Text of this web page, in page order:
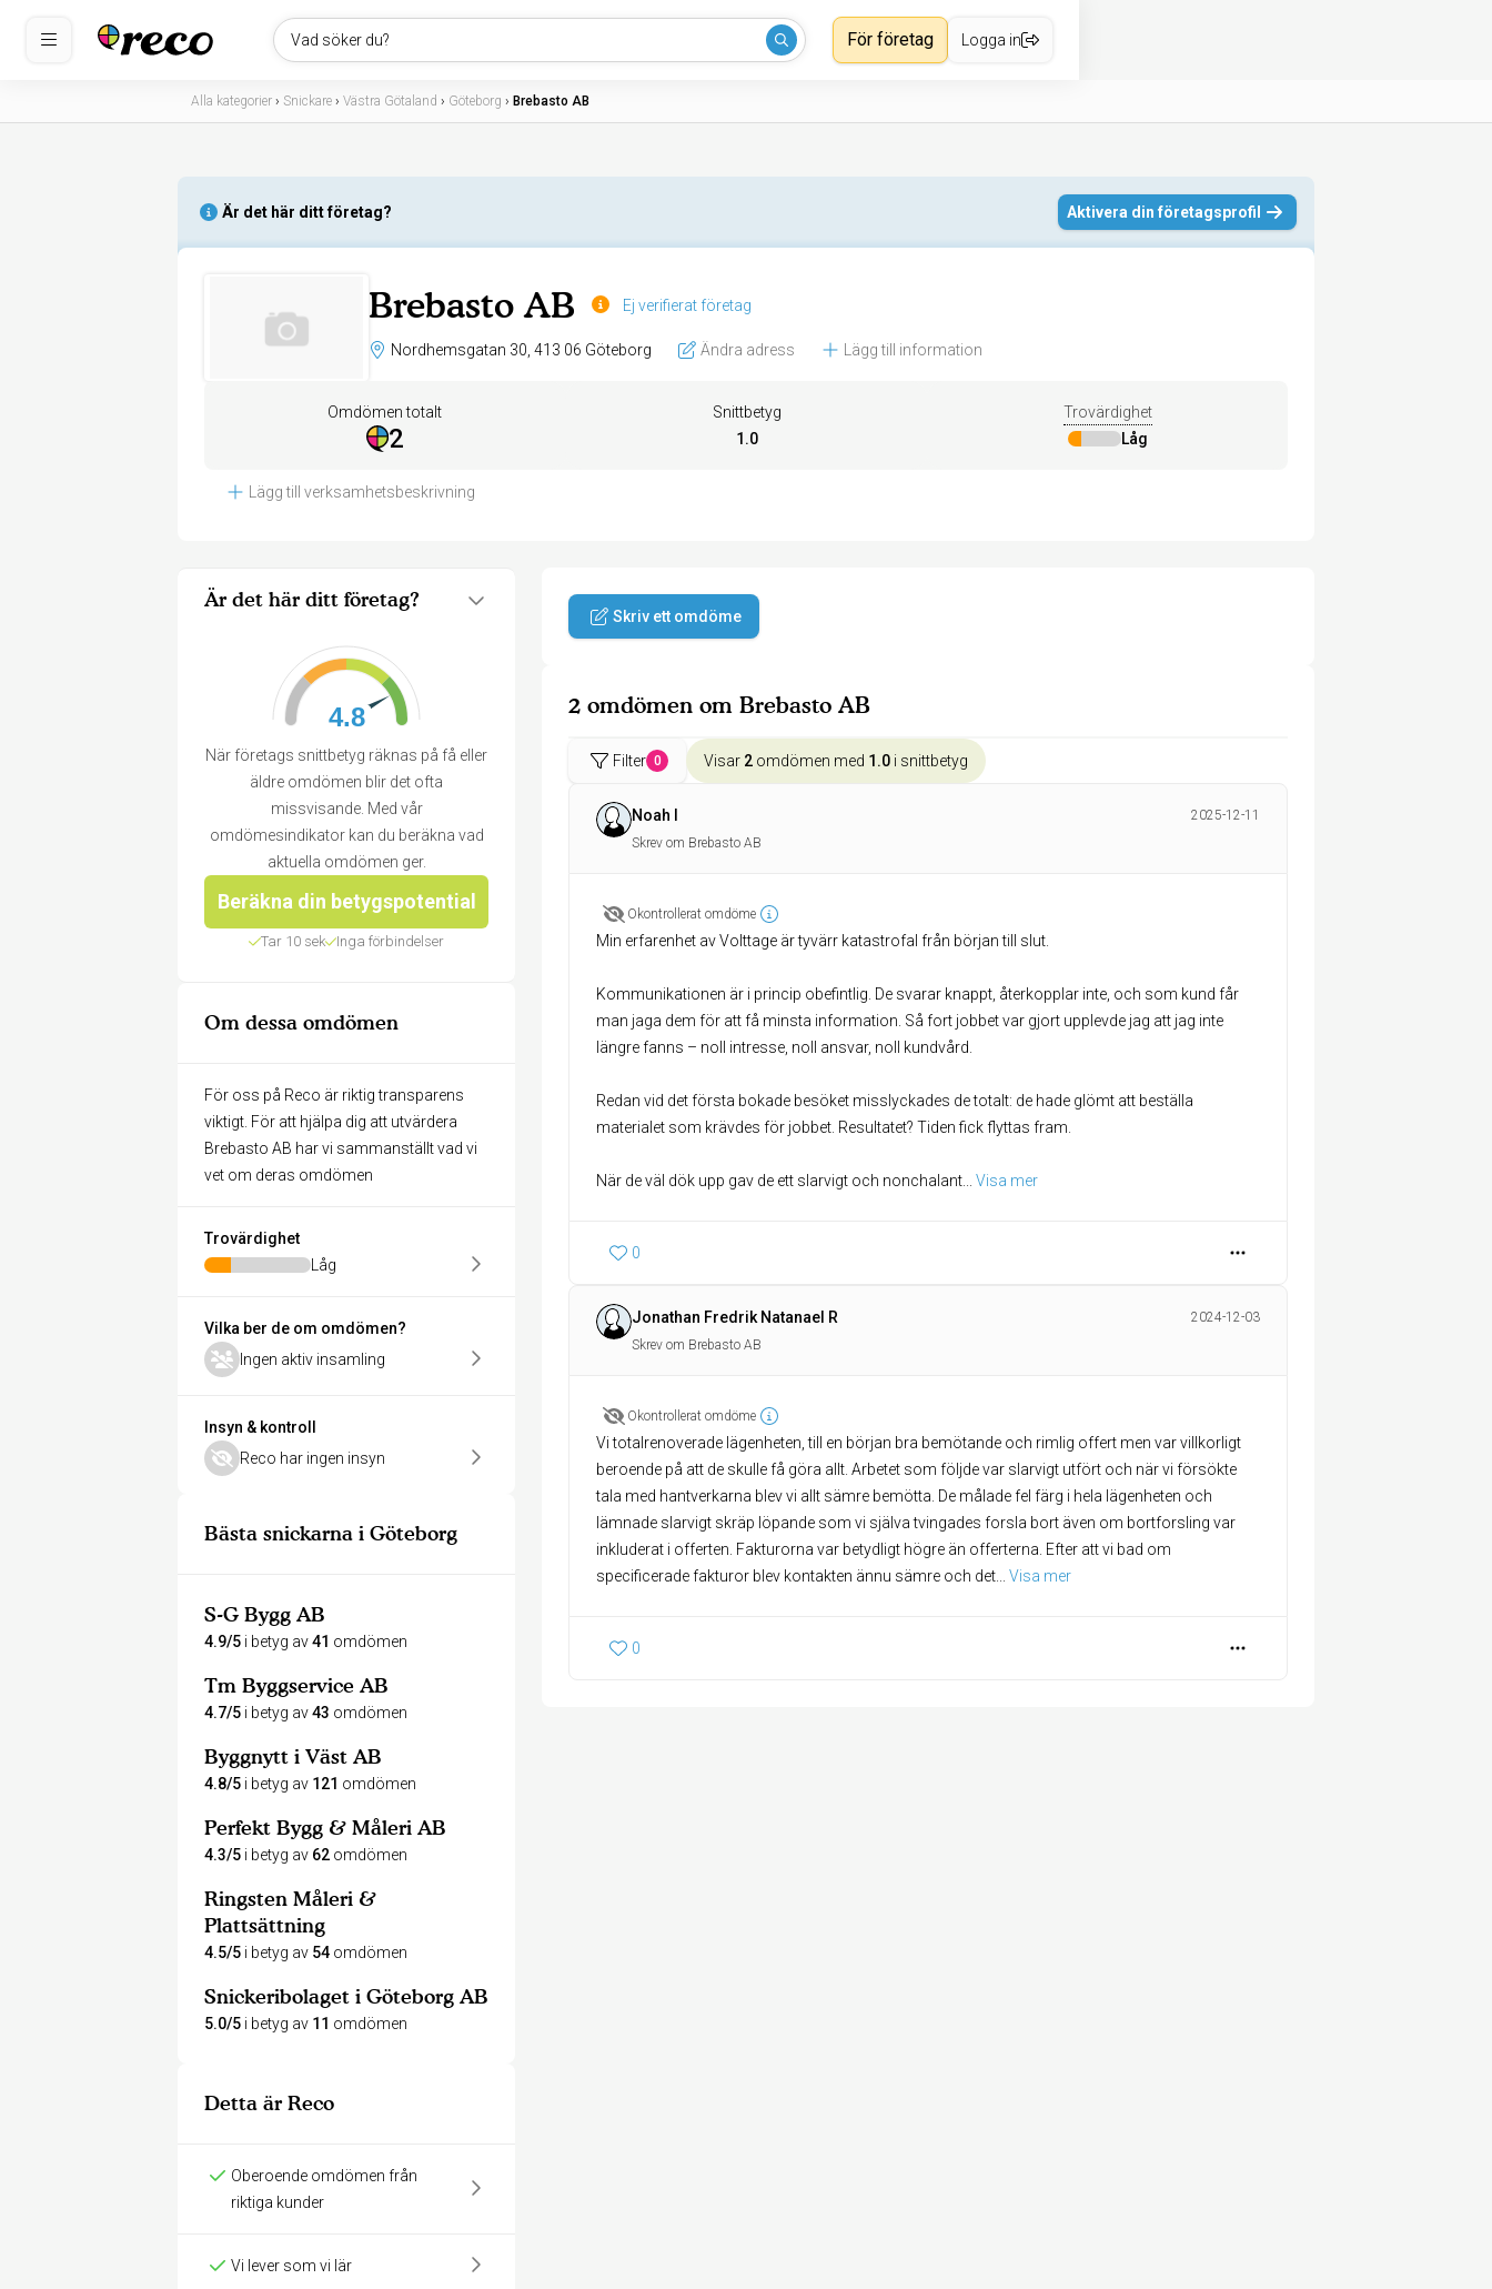
Vad söker du? För företag Logga in
Alla kategorier › Snickare › Västra Götaland › Göteborg › Brebasto AB
Är det här ditt företag? Aktivera din företagsprofil
Brebasto AB Ej verifierat företag
Nordhemsgatan 30, 413 06 Göteborg Ändra adress Lägg till information
Omdömen totalt
2
Snittbetyg
1.0
Trovärdighet
Låg
Lägg till verksamhetsbeskrivning
Är det här ditt företag?
4.8
När företags snittbetyg räknas på få eller
äldre omdömen blir det ofta
missvisande. Med vår
omdömesindikator kan du beräkna vad
aktuella omdömen ger.
Beräkna din betygspotential
Tar 10 sek Inga förbindelser
Om dessa omdömen
För oss på Reco är riktig transparens
viktigt. För att hjälpa dig att utvärdera
Brebasto AB har vi sammanställt vad vi
vet om deras omdömen
Trovärdighet
Låg
Vilka ber de om omdömen?
Ingen aktiv insamling
Insyn & kontroll
Reco har ingen insyn
Bästa snickarna i Göteborg
S-G Bygg AB
4.9/5 i betyg av41 omdömen
Tm Byggservice AB
4.7/5 i betyg av43 omdömen
Byggnytt i Väst AB
4.8/5 i betyg av 121 omdömen
Perfekt Bygg & Måleri AB
4.3/5 i betyg av 62 omdömen
Ringsten Måleri &
Plattsättning
4.5/5 i betyg av 54 omdömen
Snickeribolaget i Göteborg AB
5.0/5 i betyg av 11 omdömen
Detta är Reco
Oberoende omdömen från
riktiga kunder
Vi lever som vi lär
Skriv ett omdöme
2 omdömen om Brebasto AB
Filter 0 Visar 2 omdömen med 1.0 i snittbetyg
Noah I
2025-12-11
Skrev om Brebasto AB
Okontrollerat omdöme
Min erfarenhet av Volttage är tyvärr katastrofal från början till slut.
Kommunikationen är i princip obefintlig. De svarar knappt, återkopplar inte, och som kund får
man jaga dem för att få minsta information. Så fort jobbet var gjort upplevde jag att jag inte
längre fanns – noll intresse, noll ansvar, noll kundvård.
Redan vid det första bokade besöket misslyckades de totalt: de hade glömt att beställa
materialet som krävdes för jobbet. Resultatet? Tiden fick flyttas fram.
När de väl dök upp gav de ett slarvigt och nonchalant Visa mer
0
Jonathan Fredrik Natanael R
2024-12-03
Skrev om Brebasto AB
Okontrollerat omdöme
Vi totalrenoverade lägenheten, till en början bra bemötande och rimlig offert men var villkorligt
beroende på att de skulle få göra allt. Arbetet som följde var slarvigt utfört och när vi försökte
tala med hantverkarna blev vi allt sämre bemötta. De målade fel färg i hela lägenheten och
lämnade slarvigt skräp löpande som vi själva tvingades forsla bort även om bortforsling var
inkluderat i offerten. Fakturorna var betydligt högre än offerterna. Efter att vi bad om
specificerade fakturor blev kontakten ännu sämre och det
Visa mer
0